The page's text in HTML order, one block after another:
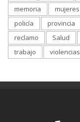
memoria
mujeres
policía
provincia
reclamo
Salud
trabajo
violencias